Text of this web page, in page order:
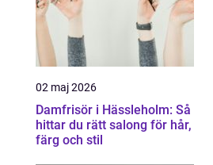
02 maj 2026
Damfrisör i Hässleholm: Så
hittar du rätt salong för hår,
färg och stil